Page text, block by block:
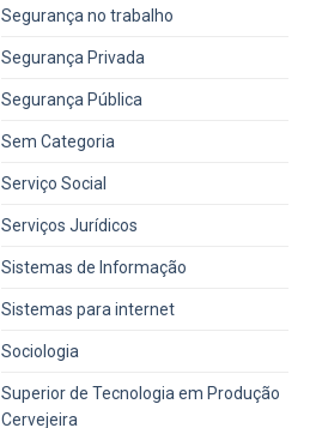
Segurança no trabalho
Segurança Privada
Segurança Pública
Sem Categoria
Serviço Social
Serviços Jurídicos
Sistemas de Informação
Sistemas para internet
Sociologia
Superior de Tecnologia em Produção
Cervejeira